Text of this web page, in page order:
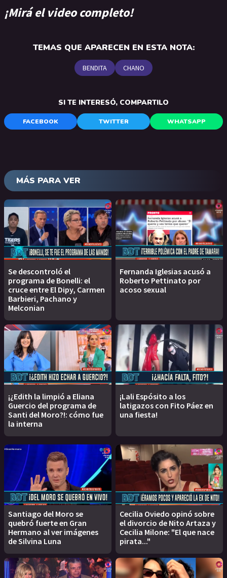
¡Mirá el video completo!
TEMAS QUE APARECEN EN ESTA NOTA:
BENDITA CHANO
SI TE INTERESÓ, COMPARTILO
FACEBOOK TWITTER WHATSAPP
MÁS PARA VER
Se descontroló el
programa de Bonelli: el
cruce entre El Dipy, Carmen
Barbieri, Pachano y
Melconian
Fernanda Iglesias acusó a
Roberto Pettinato por
acoso sexual
¡¿Edith la limpió a Eliana
Guercio del programa de
Santi del Moro?!: cómo fue
la interna
¡Lali Espósito a los
latigazos con Fito Páez en
una fiesta!
Santiago del Moro se
quebró fuerte en Gran
Hermano al ver imágenes
de Silvina Luna
Cecilia Oviedo opinó sobre
el divorcio de Nito Artaza y
Cecilia Milone: "El que nace
pirata..."